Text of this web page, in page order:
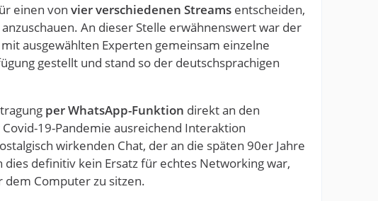
einen von vier verschiedenen Streams entscheiden,
An dieser Stelle erwähnenswert war der
ausgewählten Experten gemeinsam einzelne
gestellt und stand so der deutschsprachigen
per WhatsApp-Funktion direkt an den
19-Pandemie ausreichend Interaktion
wirkenden Chat, der an die späten 90er Jahre
definitiv kein Ersatz für echtes Networking war,
dem Computer zu sitzen.